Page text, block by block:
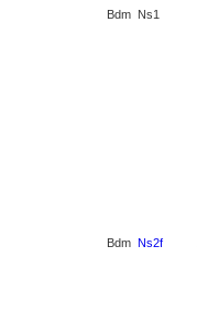
Bdm Ns1
Bdm Ns2f